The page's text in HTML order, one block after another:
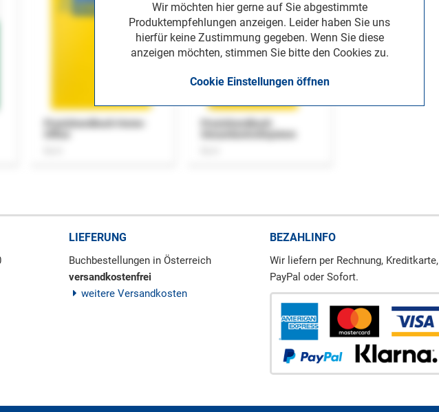
Wir möchten hier gerne auf Sie abgestimmte
Produktempfehlungen anzeigen. Leider haben Sie uns
hierfür keine Zustimmung gegeben. Wenn Sie diese
anzeigen möchten, stimmen Sie bitte den Cookies zu.
Cookie Einstellungen öffnen
Praxishandbuch Home-
Praxishandbuch
LIEFERUNG
Buchbestellungen in Österreich
versandkostenfrei
weitere Versandkosten
BEZAHLINFO
Wir liefern per Rechnung, Kreditkarte,
PayPal oder Sofort.